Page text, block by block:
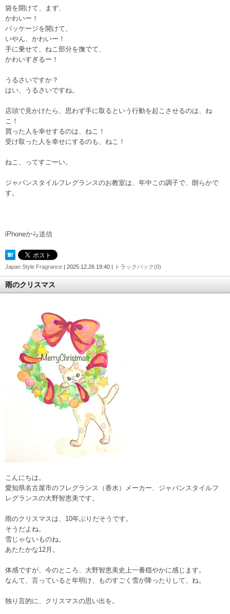
袋を開けて、まず、
かわいー！
パッケージを開けて、
いやん、かわいー！
手に乗せて、ねこ部分を撫でて、
かわいすぎるー！
うるさいですか？
はい、うるさいですね。
店頭で見かけたら、思わず手に取るという行動を起こさせるのは、ね
こ！
買った人を幸せするのは、ねこ！
受け取った人を幸せにするのも、ねこ！
ねこ、ってすごーい。
ジャパンスタイルフレグランスのお教室は、年中この調子で、朗らかで
す。
iPhoneから送信
Japan Style Fragrance | 2025.12.26 19:40 | トラックバック(0)
雨のクリスマス
こんにちは。
愛知県名古屋市のフレグランス（香水）メーカー、ジャパンスタイルフ
レグランスの大野智恵美です。
雨のクリスマスは、10年ぶりだそうです。
そうだよね。
雪じゃないものね。
あたたかな12月。
体感ですが、今のところ、大野智恵美史上一番穏やかに感じます。
なんて、言っていると年明け、ものすごく雪が降ったりして、ね。
独り言的に、クリスマスの思い出を。